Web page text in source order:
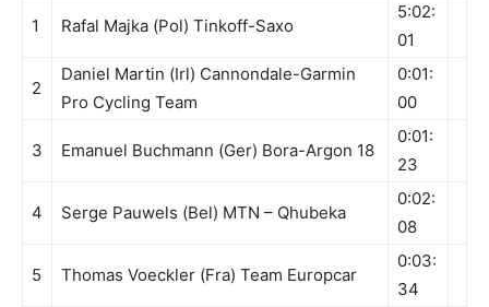
1 Rafal Majka (Pol) Tinkoff-Saxo
5:02:
01
2
Daniel Martin (Irl) Cannondale-Garmin
Pro Cycling Team
0:01:
00
3 Emanuel Buchmann (Ger) Bora-Argon 18
0:01:
23
4 Serge Pauwels (Bel) MTN – Qhubeka
0:02:
08
5 Thomas Voeckler (Fra) Team Europcar
0:03:
34